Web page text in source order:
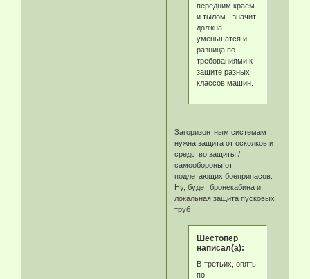
передним краем
и тылом - значит
должна
уменьшатся и
разница по
требованиями к
защите разных
классов машин.
Загоризонтным системам
нужна защита от осколков и
средство защиты /
самообороны от
подлетающих боеприпасов.
Ну, будет бронекабина и
локальная защита пусковых
труб
Шестопер
написал(а):
В-третьих, опять
по